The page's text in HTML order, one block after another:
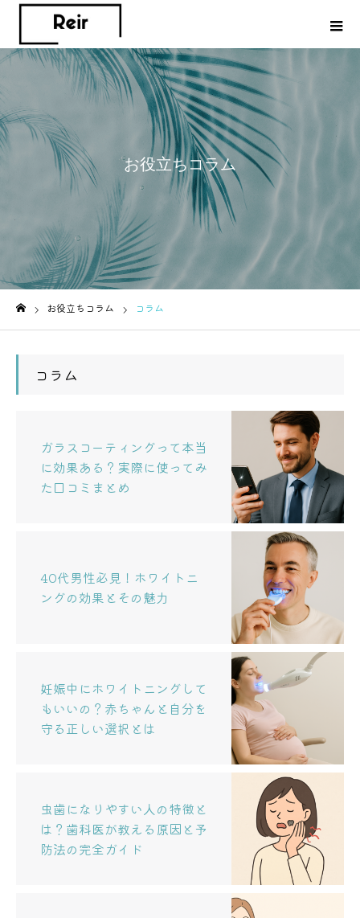
お役立ちコラム
お役立ちコラム コラム
コラム
ガラスコーティングって本当
に効果ある？実際に使ってみ
た口コミまとめ
40代男性必見！ホワイトニ
ングの効果とその魅力
妊娠中にホワイトニングして
もいいの？赤ちゃんと自分を
守る正しい選択とは
虫歯になりやすい人の特徴と
は？歯科医が教える原因と予
防法の完全ガイド